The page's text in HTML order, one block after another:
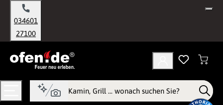
springen
034601
27100